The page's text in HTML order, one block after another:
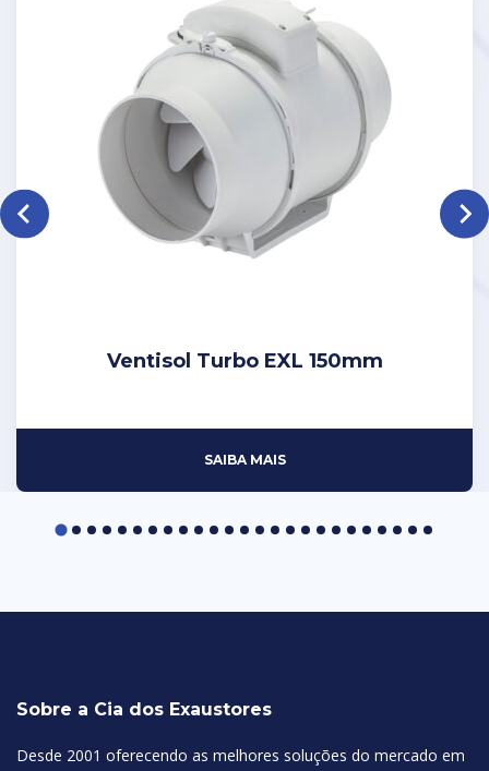
Ventisol Turbo EXL 150mm
SAIBA MAIS
Sobre a Cia dos Exaustores
Desde 2001 oferecendo as melhores soluções do mercado em